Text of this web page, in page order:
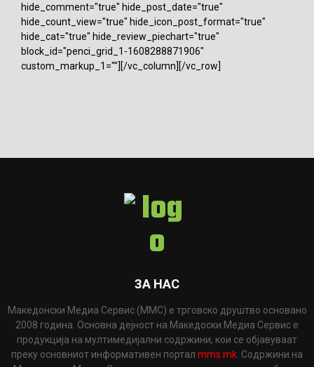
hide_comment="true" hide_post_date="true"
hide_count_view="true" hide_icon_post_format="true"
hide_cat="true" hide_review_piechart="true"
block_id="penci_grid_1-1608288871906"
custom_markup_1=""][/vc_column][/vc_row]
ЗА НАС
Македонски Медиа Сервис (ММС) е трговско друштво основано
2008 година. Основна дејност на Македоски Медиа Сервис е
продукција на мултимедијални содржини, кои се објавуваат
преку основниот информативен портал mms.mk . Содржини на